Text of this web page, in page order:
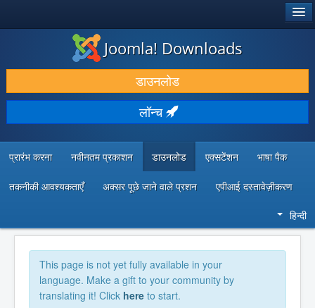
डाउनलोड करें और बढ़ाएं
खोजें और जानें
सामुदायिक समर्थन
डेवलपर संसाधन
Joomla! Downloads
डाउनलोड
लॉन्च
प्रारंभ करना नवीनतम प्रकाशन डाउनलोड एक्सटेंशन भाषा पैक
तकनीकी आवश्यकताएँ अक्सर पूछे जाने वाले प्रशन एपीआई दस्तावेज़ीकरण
हिन्दी
This page is not yet fully available in your
language. Make a gift to your community by
translating it! Click here to start.